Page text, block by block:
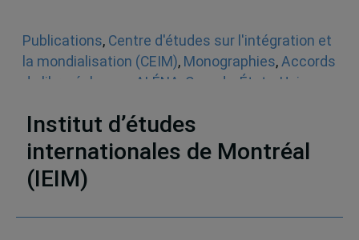
Publications, Centre d'études sur l'intégration et
la mondialisation (CEIM), Monographies, Accords
de libre-échange
ALÉNA Canada États-Unis
Institut d’études
internationales de Montréal
(IEIM)